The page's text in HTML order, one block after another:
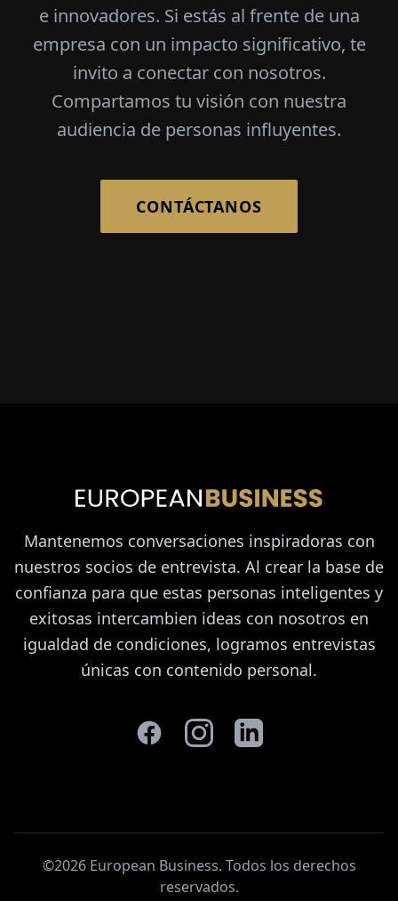
e innovadores. Si estás al frente de una
empresa con un impacto significativo, te
invito a conectar con nosotros.
Compartamos tu visión con nuestra
audiencia de personas influyentes.
CONTÁCTANOS
Mantenemos conversaciones inspiradoras con
nuestros socios de entrevista. Al crear la base de
confianza para que estas personas inteligentes y
exitosas intercambien ideas con nosotros en
igualdad de condiciones, logramos entrevistas
únicas con contenido personal.
©2026 European Business. Todos los derechos
reservados.